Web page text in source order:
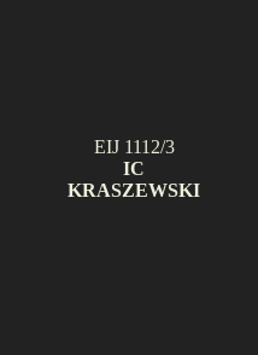
EIJ 1112/3
IC
KRASZEWSKI